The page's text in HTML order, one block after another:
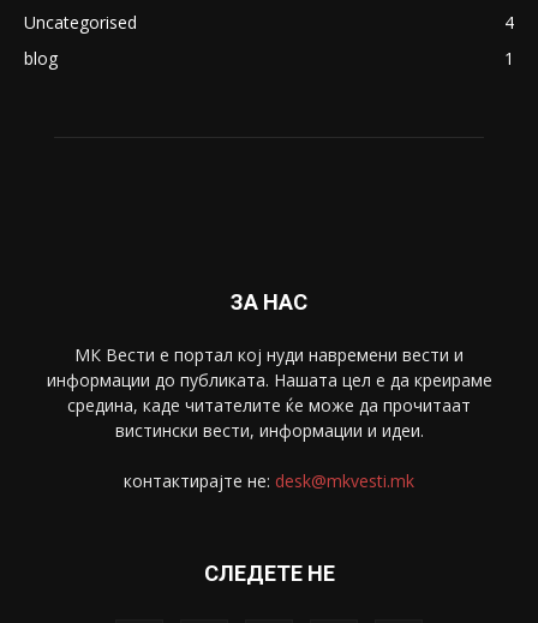
Uncategorised
4
blog
1
ЗА НАС
МК Вести е портал коj нуди навремени вести и
информации до публиката. Нашата цел е да креираме
средина, каде читателите ќе може да прочитаат
вистински вести, информации и идеи.
контактирајте не: desk@mkvesti.mk
СЛЕДЕТЕ НЕ